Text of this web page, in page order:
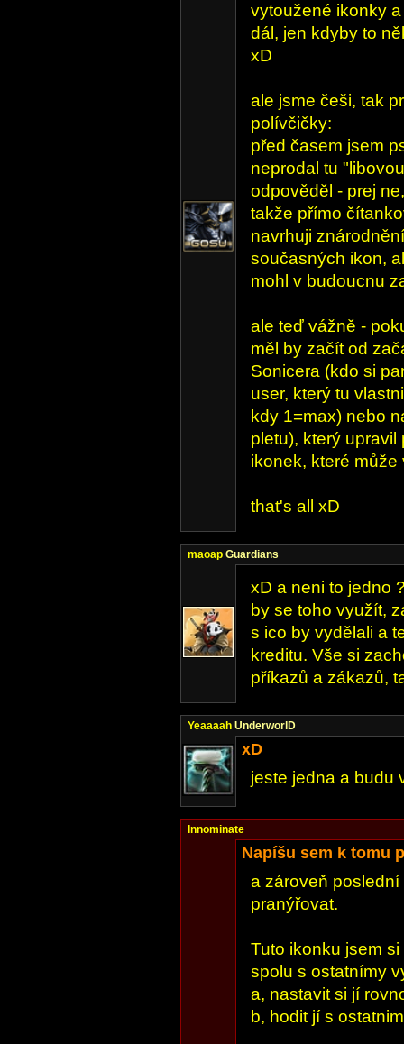
vytoužené ikonky
dál, jen kdyby to
xD
ale jsme češi, tak
polívčičky:
před časem jsem
neprodal tu
odpověděl - prej
takže přímo
navrhuji
současných ikon,
mohl v budoucnu
ale teď vážně -
měl by začít od
Sonicera (kdo si
user, který tu
kdy 1=max) nebo
pletu), který
ikonek, které může
that's all xD
maoap Guardians
xD a neni to jedno
by se toho využít,
s ico by vydělali a
kreditu. Vše si
příkazů a zákazů,
Yeaaaah UnderworlD
xD
jeste jedna a budu
Innominate
Napíšu sem k tomu
a zároveň
pranýřovat.
Tuto ikonku jsem
spolu s ostatnímy
a, nastavit si jí
b, hodit jí s